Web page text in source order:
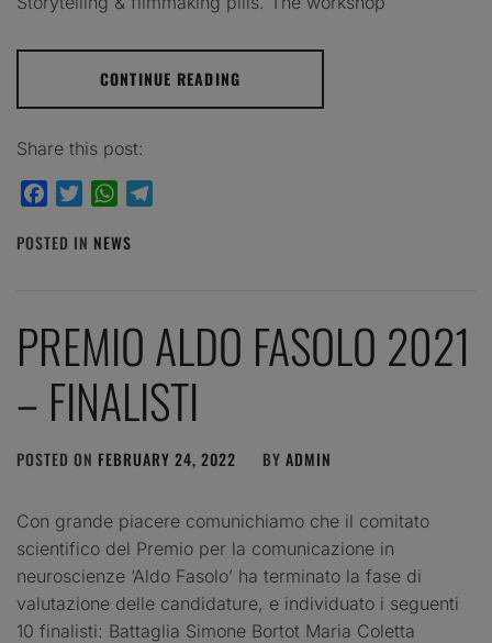
CONTINUE READING
Share this post:
FacebookTwitterWhatsApp
POSTED IN NEWS
PREMIO ALDO FASOLO 2021
– FINALISTI
POSTED ON FEBRUARY 24, 2022 BY ADMIN
Con grande piacere comunichiamo che il comitato
scientifico del Premio per la comunicazione in
neuroscienze ‘Aldo Fasolo’ ha terminato la fase di
valutazione delle candidature, e individuato i seguenti
10 finalisti: Battaglia Simone Bortot Maria Coletta